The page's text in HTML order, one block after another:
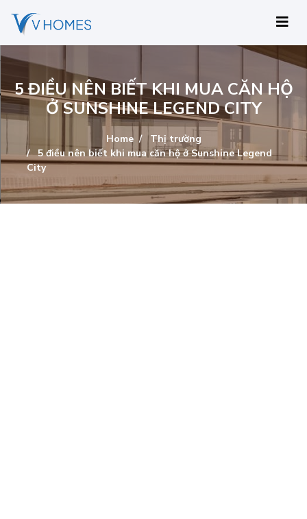
5 ĐIỀU NÊN BIẾT KHI MUA CĂN HỘ
Ở SUNSHINE LEGEND CITY
Home
Thị trường
5 điều nên biết khi mua căn hộ ở Sunshine Legend
City